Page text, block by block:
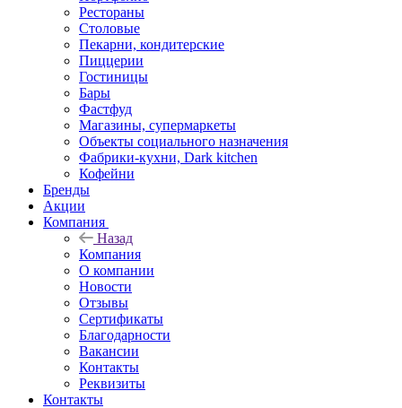
Рестораны
Столовые
Пекарни, кондитерские
Пиццерии
Гостиницы
Бары
Фастфуд
Магазины, супермаркеты
Объекты социального назначения
Фабрики-кухни, Dark kitchen
Кофейни
Бренды
Акции
Компания
Назад
Компания
О компании
Новости
Отзывы
Сертификаты
Благодарности
Вакансии
Контакты
Реквизиты
Контакты